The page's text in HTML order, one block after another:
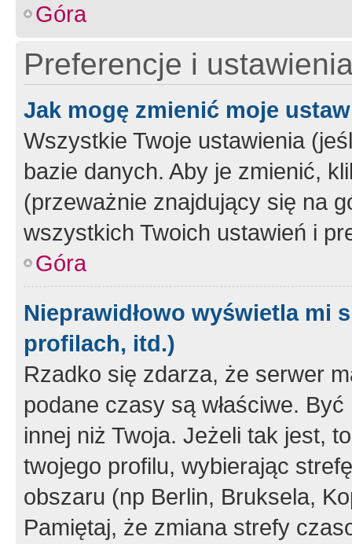
Góra
Preferencje i
Jak mogę zmienić moje
Wszystkie Twoje ustawienia
bazie danych. Aby je zmienić,
(przeważnie znajdujący się na
wszystkich Twoich ustawień i
Góra
Nieprawidłowo wyświetla mi
profilach, itd.)
Rzadko się zdarza, że serwer
podane czasy są właściwe.
innej niż Twoja. Jeżeli tak jest,
twojego profilu, wybierając
obszaru (np Berlin, Bruksela,
Pamiętaj, że zmiana strefy